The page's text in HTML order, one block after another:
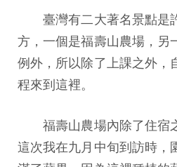
臺灣有二大著名景點是
方，一個是福壽山農場，另
例外，所以除了上課之外，
程來到這裡。
福壽山農場內除了住宿
這次我在九月中旬到訪時，